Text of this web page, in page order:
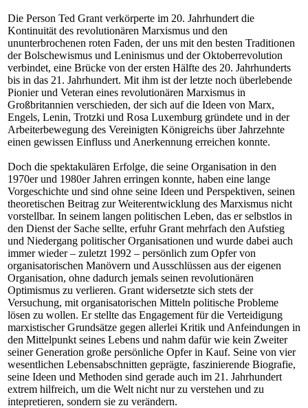
Die Person Ted Grant verkörperte im 20. Jahrhundert die
Kontinuität des revolutionären Marxismus und den
ununterbrochenen roten Faden, der uns mit den besten Traditionen
der Bolschewismus und Leninismus und der Oktoberrevolution
verbindet, eine Brücke von der ersten Hälfte des 20. Jahrhunderts
bis in das 21. Jahrhundert. Mit ihm ist der letzte noch überlebende
Pionier und Veteran eines revolutionären Marxismus in
Großbritannien verschieden, der sich auf die Ideen von Marx,
Engels, Lenin, Trotzki und Rosa Luxemburg gründete und in der
Arbeiterbewegung des Vereinigten Königreichs über Jahrzehnte
einen gewissen Einfluss und Anerkennung erreichen konnte.
Doch die spektakulären Erfolge, die seine Organisation in den
1970er und 1980er Jahren erringen konnte, haben eine lange
Vorgeschichte und sind ohne seine Ideen und Perspektiven, seinen
theoretischen Beitrag zur Weiterentwicklung des Marxismus nicht
vorstellbar. In seinem langen politischen Leben, das er selbstlos in
den Dienst der Sache sellte, erfuhr Grant mehrfach den Aufstieg
und Niedergang politischer Organisationen und wurde dabei auch
immer wieder – zuletzt 1992 – persönlich zum Opfer von
organisatorischen Manövern und Ausschlüssen aus der eigenen
Organisation, ohne dadurch jemals seinen revolutionären
Optimismus zu verlieren. Grant widersetzte sich stets der
Versuchung, mit organisatorischen Mitteln politische Probleme
lösen zu wollen. Er stellte das Engagement für die Verteidigung
marxistischer Grundsätze gegen allerlei Kritik und Anfeindungen in
den Mittelpunkt seines Lebens und nahm dafür wie kein Zweiter
seiner Generation große persönliche Opfer in Kauf. Seine von vier
wesentlichen Lebensabschnitten geprägte, faszinierende Biografie,
seine Ideen und Methoden sind gerade auch im 21. Jahrhundert
extrem hilfreich, um die Welt nicht nur zu verstehen und zu
intepretieren, sondern sie zu verändern.